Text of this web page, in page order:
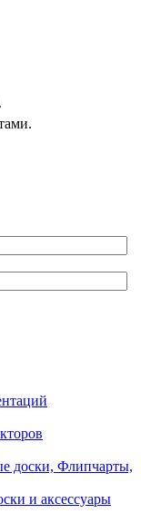
доски, Флипчарты,
и аксессуары